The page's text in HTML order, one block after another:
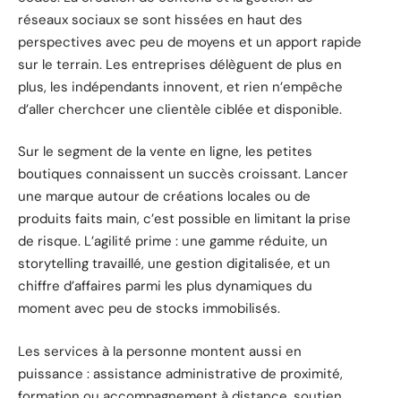
réseaux sociaux se sont hissées en haut des
perspectives avec peu de moyens et un apport rapide
sur le terrain. Les entreprises délèguent de plus en
plus, les indépendants innovent, et rien n’empêche
d’aller cherchcer une clientèle ciblée et disponible.
Sur le segment de la vente en ligne, les petites
boutiques connaissent un succès croissant. Lancer
une marque autour de créations locales ou de
produits faits main, c’est possible en limitant la prise
de risque. L’agilité prime : une gamme réduite, un
storytelling travaillé, une gestion digitalisée, et un
chiffre d’affaires parmi les plus dynamiques du
moment avec peu de stocks immobilisés.
Les services à la personne montent aussi en
puissance : assistance administrative de proximité,